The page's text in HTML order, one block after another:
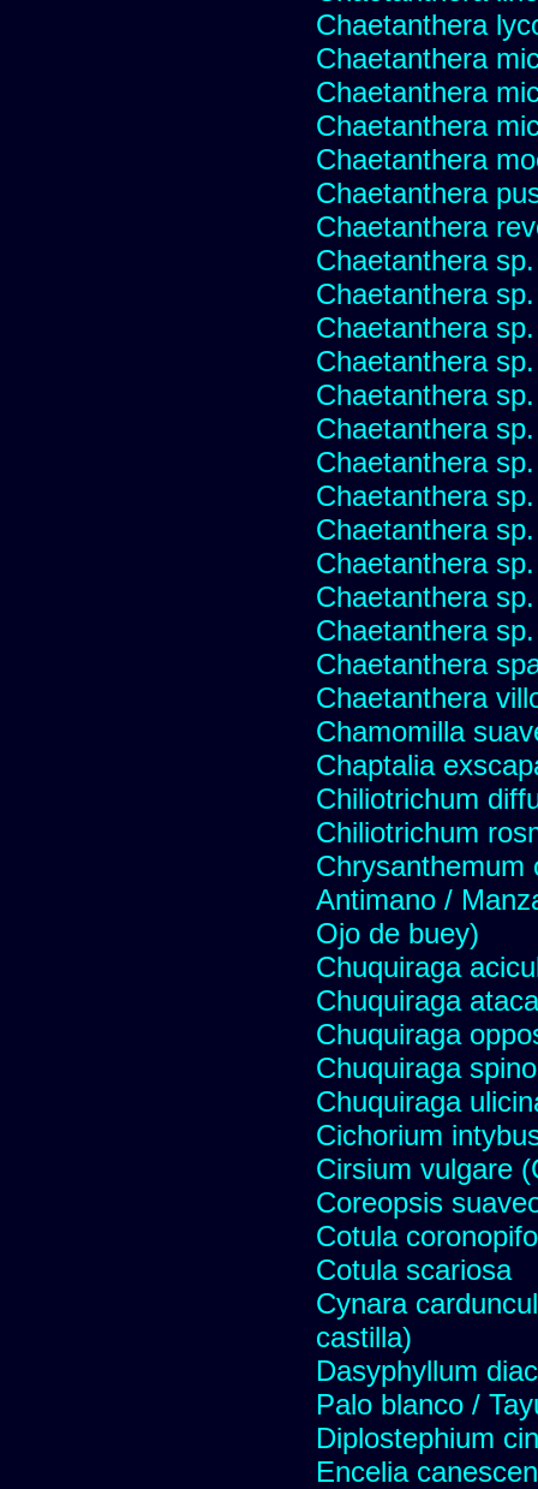
Chaetanthera
Chaetanthera
Chaetanthera
Chaetanthera
Chaetanthera
Chaetanthera
Chaetanthera
Chaetanthera
Chaetanthera
Chaetanthera
Chaetanthera
Chaetanthera
Chaetanthera
Chaetanthera
Chaetanthera
Chaetanthera
Chaetanthera
Chaetanthera
Chaetanthera
Chaetanthera
Chaetanthera
Chamomilla
Chaptalia
Chiliotrichum
Chiliotrichum
Chrysanthemum
Antimano /
Ojo de buey)
Chuquiraga
Chuquiraga
Chuquiraga
Chuquiraga
Chuquiraga
Cichorium
Cirsium vulgare
Coreopsis
Cotula
Cotula scariosa
Cynara
castilla)
Dasyphyllum
Palo blanco /
Diplostephium
Encelia